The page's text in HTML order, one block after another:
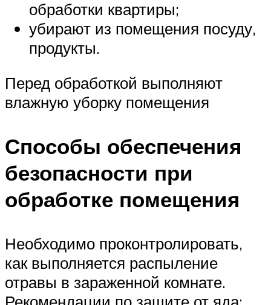
обработки квартиры;
убирают из помещения посуду,
продукты.
Перед обработкой выполняют
влажную уборку помещения
Способы обеспечения
безопасности при
обработке помещения
Необходимо проконтролировать,
как выполняется распыление
отравы в зараженной комнате.